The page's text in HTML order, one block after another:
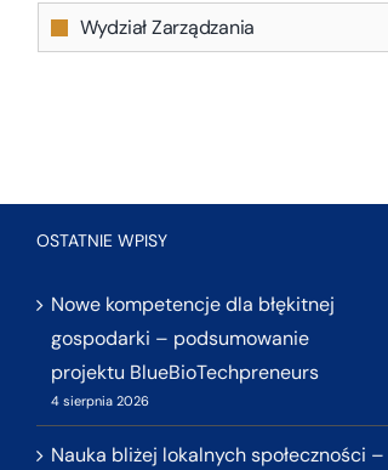
Wydział Zarządzania
OSTATNIE WPISY
Nowe kompetencje dla błękitnej
gospodarki – podsumowanie
projektu BlueBioTechpreneurs
4 sierpnia 2026
Nauka bliżej lokalnych społeczności –